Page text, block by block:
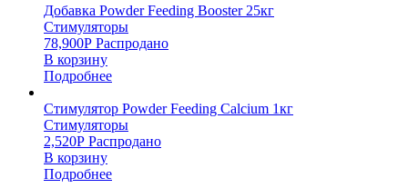
Добавка Powder Feeding Booster 25кг
Стимуляторы
78,900Р Распродано
В корзину
Подробнее
Стимулятор Powder Feeding Calcium 1кг
Стимуляторы
2,520Р Распродано
В корзину
Подробнее